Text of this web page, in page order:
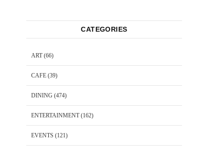
CATEGORIES
ART(66)
CAFE (39)
DINING (474)
ENTERTAINMENT(162)
EVENTS (121)